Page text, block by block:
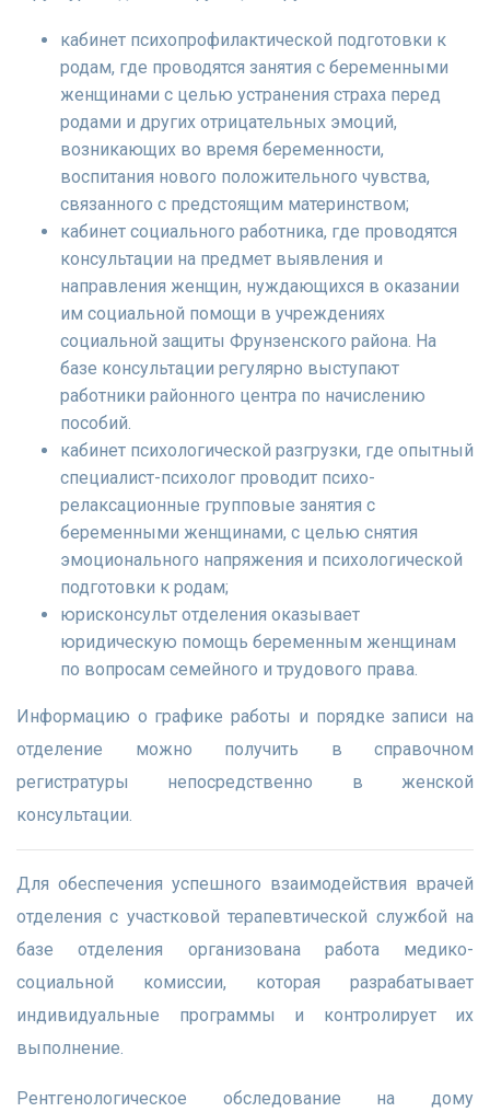
кабинет психопрофилактической подготовки к
родам, где проводятся занятия с беременными
женщинами с целью устранения страха перед
родами и других отрицательных эмоций,
возникающих во время беременности,
воспитания нового положительного чувства,
связанного с предстоящим материнством;
кабинет социального работника, где проводятся
консультации на предмет выявления и
направления женщин, нуждающихся в оказании
им социальной помощи в учреждениях
социальной защиты Фрунзенского района. На
базе консультации регулярно выступают
работники районного центра по начислению
пособий.
кабинет психологической разгрузки, где опытный
специалист-психолог проводит психо-
релаксационные групповые занятия с
беременными женщинами, с целью снятия
эмоционального напряжения и психологической
подготовки к родам;
юрисконсульт отделения оказывает
юридическую помощь беременным женщинам
по вопросам семейного и трудового права.
Информацию о графике работы и порядке записи на
отделение можно получить в справочном
регистратуры непосредственно в женской
консультации.
Для обеспечения успешного взаимодействия врачей
отделения с участковой терапевтической службой на
базе отделения организована работа медико-
социальной комиссии, которая разрабатывает
индивидуальные программы и контролирует их
выполнение.
Рентгенологическое обследование на дому